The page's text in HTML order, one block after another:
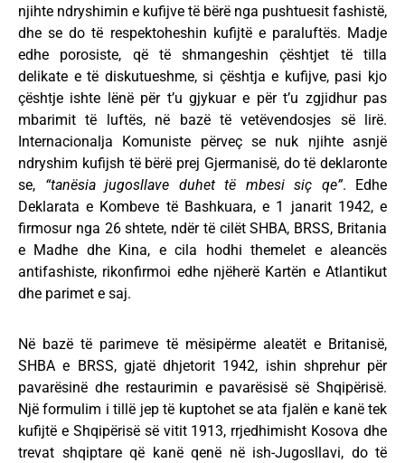
njihte ndryshimin e kufijve të bërë nga pushtuesit fashistë,
dhe se do të respektoheshin kufijtë e paraluftës. Madje
edhe porosiste, që të shmangeshin çështjet të tilla
delikate e të diskutueshme, si çështja e kufijve, pasi kjo
çështje ishte lënë për t’u gjykuar e për t’u zgjidhur pas
mbarimit të luftës, në bazë të vetëvendosjes së lirë.
Internacionalja Komuniste përveç se nuk njihte asnjë
ndryshim kufijsh të bërë prej Gjermanisë, do të deklaronte
se, “tanësia jugosllave duhet të mbesi siç qe”. Edhe
Deklarata e Kombeve të Bashkuara, e 1 janarit 1942, e
firmosur nga 26 shtete, ndër të cilët SHBA, BRSS, Britania
e Madhe dhe Kina, e cila hodhi themelet e aleancës
antifashiste, rikonfirmoi edhe njëherë Kartën e Atlantikut
dhe parimet e saj.
Në bazë të parimeve të mësipërme aleatët e Britanisë,
SHBA e BRSS, gjatë dhjetorit 1942, ishin shprehur për
pavarësinë dhe restaurimin e pavarësisë së Shqipërisë.
Një formulim i tillë jep të kuptohet se ata fjalën e kanë tek
kufijtë e Shqipërisë së vitit 1913, rrjedhimisht Kosova dhe
trevat shqiptare që kanë qenë në ish-Jugosllavi, do të